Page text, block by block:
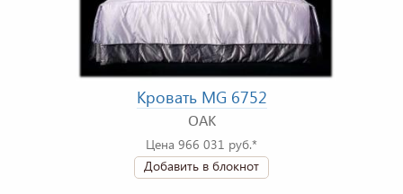
Кровать MG 6752
OAK
Цена 966 031 руб.*
Добавить в блокнот